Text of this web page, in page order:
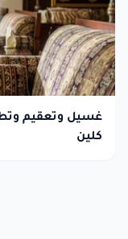
كلين